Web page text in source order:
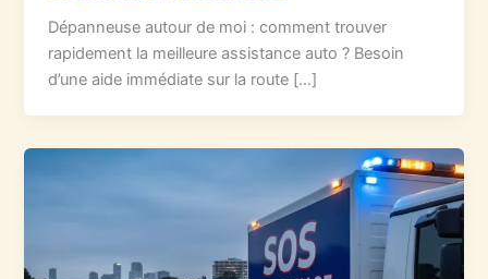
Dépanneuse autour de moi : comment trouver
rapidement la meilleure assistance auto ? Besoin
d’une aide immédiate sur la route […]